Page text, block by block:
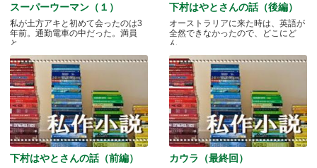
スーパーウーマン（１）
私が土方アキと初めて会ったのは3
年前。通勤電車の中だった。満員
と.....
下村はやとさんの話（後編）
オーストラリアに来た時は、英語が
全然できなかったので、どこにど
ん.....
下村はやとさんの話（前編） カウラ（最終回）